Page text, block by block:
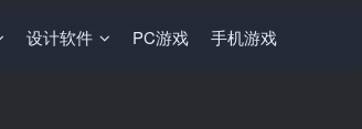
设计软件 PC游戏 手机游戏